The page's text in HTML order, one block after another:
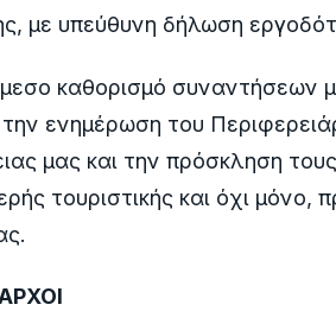
με υπεύθυνη δήλωση
καθορισμό συναντήσεων
ενημέρωση του
μας και την πρόσκληση
τουριστικής και όχι μόνο,